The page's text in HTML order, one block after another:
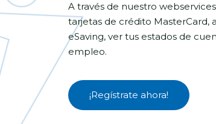
A través de nuestro
tarjetas de crédito MasterCard,
eSaving, ver tus estados de
empleo.
¡Regístrate ahora!